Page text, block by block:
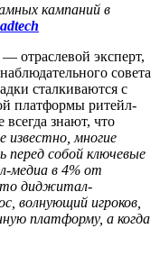
кампаний в
— отраслевой эксперт,
совета
сталкиваются с
платформы ритейл-
знают, что
известно, многие
собой ключевые
медиа в 4% от
диджитал-
волнующий игроков,
платформу, а когда